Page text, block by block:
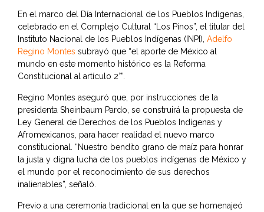
En el marco del Día Internacional de los Pueblos Indígenas,
celebrado en el Complejo Cultural “Los Pinos”, el titular del
Instituto Nacional de los Pueblos Indígenas (INPI), Adelfo
Regino Montes subrayó que “el aporte de México al
mundo en este momento histórico es la Reforma
Constitucional al artículo 2°”.
Regino Montes aseguró que, por instrucciones de la
presidenta Sheinbaum Pardo, se construirá la propuesta de
Ley General de Derechos de los Pueblos Indígenas y
Afromexicanos, para hacer realidad el nuevo marco
constitucional. “Nuestro bendito grano de maíz para honrar
la justa y digna lucha de los pueblos indígenas de México y
el mundo por el reconocimiento de sus derechos
inalienables”, señaló.
Previo a una ceremonia tradicional en la que se homenajeó